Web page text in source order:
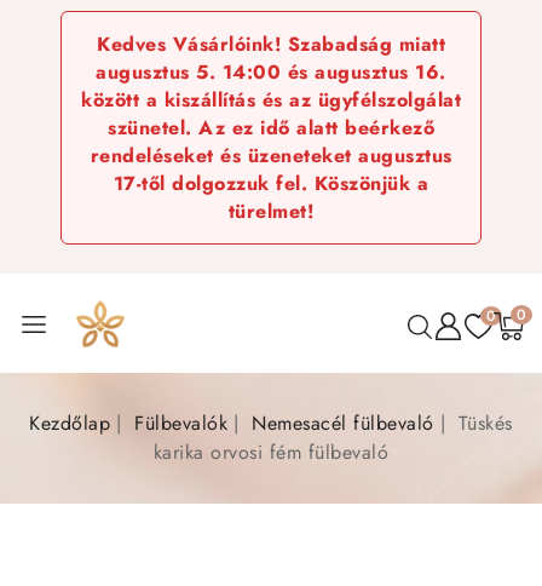
Kedves Vásárlóink! Szabadság miatt
augusztus 5. 14:00 és augusztus 16.
között a kiszállítás és az ügyfélszolgálat
szünetel. Az ez idő alatt beérkező
rendeléseket és üzeneteket augusztus
17-től dolgozzuk fel. Köszönjük a
türelmet!
0 0
Kezdőlap Fülbevalók Nemesacél fülbevaló
Tüskés
karika orvosi fém fülbevaló